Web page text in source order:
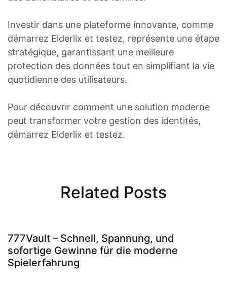
Investir dans une plateforme innovante, comme
démarrez Elderlix et testez, représente une étape
stratégique, garantissant une meilleure
protection des données tout en simplifiant la vie
quotidienne des utilisateurs.
Pour découvrir comment une solution moderne
peut transformer votre gestion des identités,
démarrez Elderlix et testez.
Related Posts
777Vault – Schnell, Spannung, und
sofortige Gewinne für die moderne
Spielerfahrung